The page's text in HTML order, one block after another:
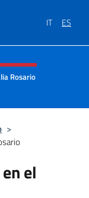
IT ES
Rosario
>
el